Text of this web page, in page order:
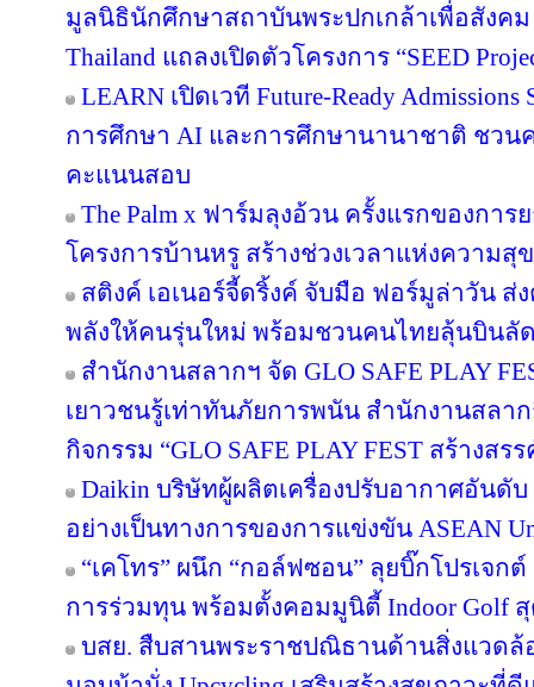
มูลนิธินักศึกษาสถาบันพระปกเกล้าเพื่อสังคม
Thailand แถลงเปิดตัวโครงการ “SEED
LEARN เปิดเวที Future-Ready
การศึกษา AI และการศึกษานานาชาติ ชวน
คะแนนสอบ
The Palm x ฟาร์มลุงอ้วน ครั้งแรกของกา
โครงการบ้านหรู สร้างช่วงเวลาแห่งความสุ
สติงค์ เอเนอร์จี้ดริ้งค์ จับมือ ฟอร์มูล่าวัน
พลังให้คนรุ่นใหม่ พร้อมชวนคนไทยลุ้นบินลั
สำนักงานสลากฯ จัด GLO SAFE PLAY
เยาวชนรู้เท่าทันภัยการพนัน สำนักงานสลา
กิจกรรม “GLO SAFE PLAY FEST สร้างส
Daikin บริษัทผู้ผลิตเครื่องปรับอากาศอันดั
อย่างเป็นทางการของการแข่งขัน ASEAN
“เคโทร” ผนึก “กอล์ฟซอน” ลุยบิ๊กโปรเจกต์
การร่วมทุน พร้อมตั้งคอมมูนิตี้ Indoor Golf
บสย. สืบสานพระราชปณิธานด้านสิ่งแวดล้